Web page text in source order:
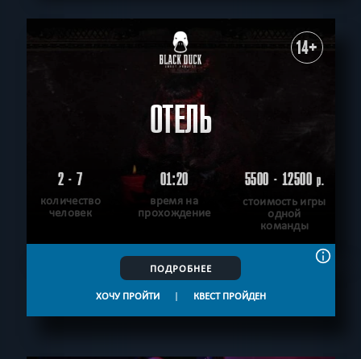
14+
ОТЕЛЬ
2 - 7
количество
человек
01:20
время на
прохождение
5500 - 12500р.
стоимость игры
одной
команды
ПОДРОБНЕЕ
ХОЧУ ПРОЙТИ | КВЕСТ ПРОЙДЕН